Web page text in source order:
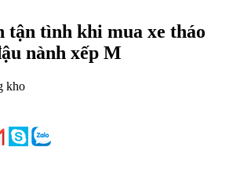
tận tình khi mua xe tháo
nành xếp M
kho